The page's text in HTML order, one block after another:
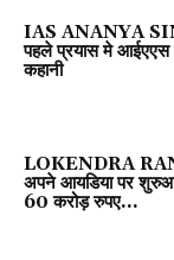
IAS ANANYA
पहले प्रयास मे आईएएस
कहानी
LOKENDRA
अपने आयडिया पर
60 करोड़ रुपए...